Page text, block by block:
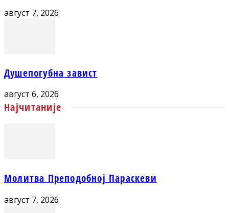
август 7, 2026
Душепогубна завист
август 6, 2026
Најчитаније
Молитва Преподобној Параскеви
август 7, 2026